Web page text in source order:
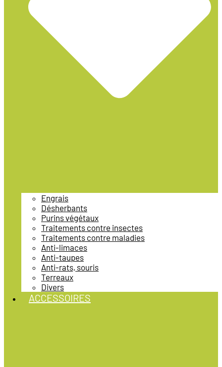
Engrais
Désherbants
Purins végétaux
Traitements contre insectes
Traitements contre maladies
Anti-limaces
Anti-taupes
Anti-rats, souris
Terreaux
Divers
ACCESSOIRES